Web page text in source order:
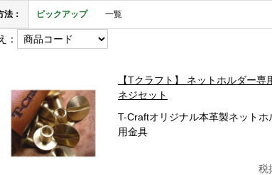
法： ピックアップ 一覧
：
【Tクラフト】 ネットホルダー専
ネジセット
T-Craftオリジナル本革製ネットホ
用金具
税